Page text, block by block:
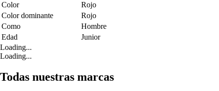
Color
Rojo
Color dominante
Rojo
Como
Hombre
Edad
Junior
Loading...
Loading...
Todas nuestras marcas